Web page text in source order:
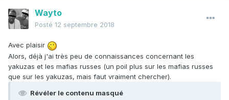
Par contre y'a un point que j'ai oublié
dans la Cosa Nostra si tu n'es pas sicilien / descendant
sicilien, pareil il me semble pour la mafia russe. Là où des
américains, des français et des gars d'autres nationalités
ont bossés dans les cartels latino-américains.
Après je serais tenté de dire que les mafias sont en voie de
Wayto
Posté 12 septembre 2018
Avec plaisir
Alors, déjà j'ai très peu de connaissances concernant les
yakuzas et les mafias russes (un poil plus sur les mafias russes
que sur les yakuzas, mais faut vraiment chercher).
Révéler le contenu masqué